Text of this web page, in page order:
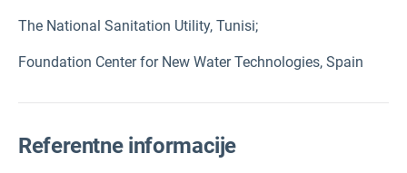
The National Sanitation Utility, Tunisi;
Foundation Center for New Water Technologies, Spain
Referentne informacije